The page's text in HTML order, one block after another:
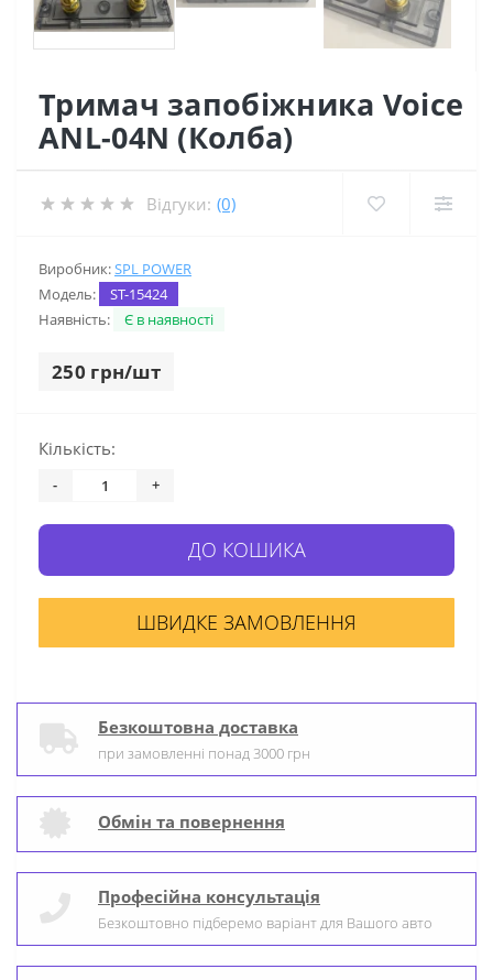
Тримач запобіжника Voice
ANL-04N (Колба)
Відгуки: (0)
Виробник:SPL POWER
Модель:
ST-15424
Наявність:
Є в наявності
250 грн/шт
Кількість:
- +
ДО КОШИКА
ШВИДКЕ ЗАМОВЛЕННЯ
Безкоштовна доставка
при замовленні понад 3000 грн
Обмін та повернення
Професійна консультація
Безкоштовно підберемо варіант для Вашого авто